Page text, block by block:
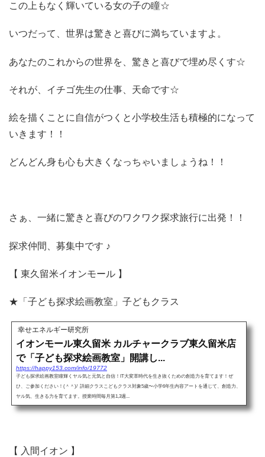
この上もなく輝いている女の子の瞳☆
いつだって、世界は驚きと喜びに満ちていますよ。
あなたのこれからの世界を、驚きと喜びで埋め尽くす☆
それが、イチゴ先生の仕事、天命です☆
絵を描くことに自信がつくと小学校生活も積極的になって
いきます！！
どんどん身も心も大きくなっちゃいましょうね！！
さぁ、一緒に驚きと喜びのワクワク探求旅行に出発！！
探求仲間、募集中です ♪
【 東久留米イオンモール 】
★「子ども探求絵画教室」子どもクラス
幸せエネルギー研究所
イオンモール東久留米 カルチャークラブ東久留米店
で「子ども探求絵画教室」開講し...
https://happy153.com/info/19772
子ども探求絵画教室瞳輝くヤル気と元気と自信！IT大変革時代を生き抜くための創造力を育てます！ぜ
ひ、ご参加ください！(＾＾)/ 詳細クラスこどもクラス対象5歳〜小学6年生内容アートを通じて、創造力、
ヤル気、生きる力を育てます。授業時間毎月第1,3週...
【 入間イオン 】